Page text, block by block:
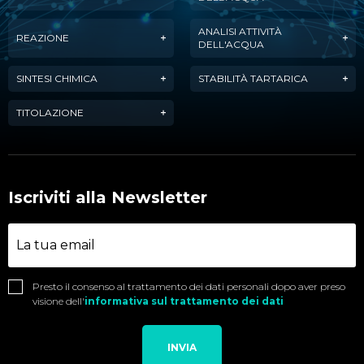
REAZIONE
ANALISI ATTIVITÀ
DELL'ACQUA
SINTESI CHIMICA STABILITÀ TARTARICA
TITOLAZIONE
Iscriviti alla Newsletter
Presto il consenso al trattamento dei dati personali dopo aver preso
visione dell'informativa sul trattamento dei dati
INVIA